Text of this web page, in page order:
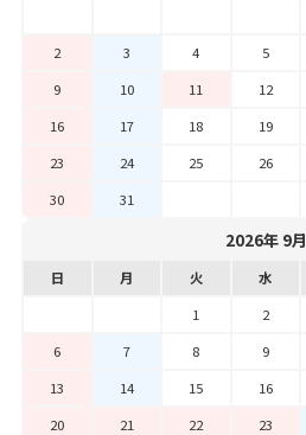
2
3 4 5
9
10 11 12
16
17 18 19
23
24 25 26
30
31
2026年 9月
日 月 火 水
1
2
6
7 8 9
13
14 15 16
20
21 22 23